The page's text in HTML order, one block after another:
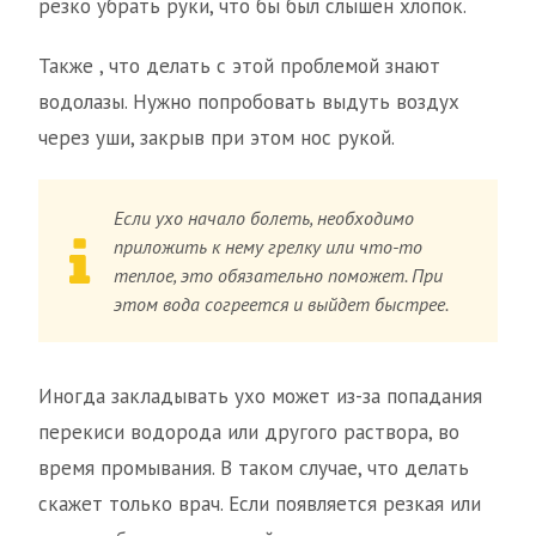
резко убрать руки, что бы был слышен хлопок.
Также , что делать с этой проблемой знают
водолазы. Нужно попробовать выдуть воздух
через уши, закрыв при этом нос рукой.
Если ухо начало болеть, необходимо
приложить к нему грелку или что-то
теплое, это обязательно поможет. При
этом вода согреется и выйдет быстрее.
Иногда закладывать ухо может из-за попадания
перекиси водорода или другого раствора, во
время промывания. В таком случае, что делать
скажет только врач. Если появляется резкая или